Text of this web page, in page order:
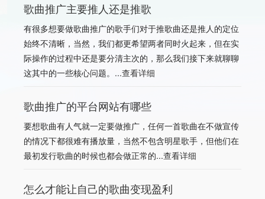
歌曲推广主要推人还是推歌
有很多想要做歌曲推广的歌手们对于推歌曲还是推人的定位
始终不清晰，当然，我们都更希望两者同时火起来，但在实
际操作的过程中还是要分清主次的，那么我们接下来就聊聊
这其中的一些核心问题。...查看详细
歌曲推广的平台网站有哪些
要想歌曲有人气就一定要做推广，任何一首歌曲在不做宣传
的情况下都很难有播放量，当然不包含明星歌手，但他们在
最初发行歌曲的时候也都会做正常的...查看详细
怎么才能让自己的歌曲变现盈利